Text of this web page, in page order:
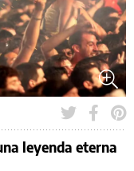
leyenda eterna